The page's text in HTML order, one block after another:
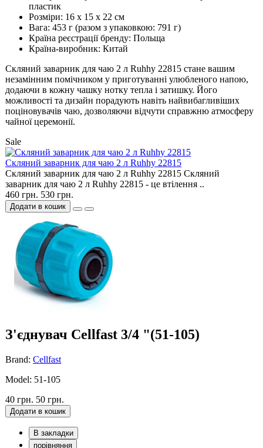
пластик
Розміри: 16 х 15 х 22 см
Вага: 453 г (разом з упаковкою: 791 г)
Країна реєстрації бренду: Польща
Країна-виробник: Китай
Скляний заварник для чаю 2 л Ruhhy 22815 стане вашим
незамінним помічником у приготуванні улюбленого напою,
додаючи в кожну чашку нотку тепла і затишку. Його
можливості та дизайн порадують навіть найвибагливіших
поціновувачів чаю, дозволяючи відчути справжню атмосферу
чайної церемонії.
Sale
Скляний заварник для чаю 2 л Ruhhy 22815
Скляний заварник для чаю 2 л Ruhhy 22815 Скляний
заварник для чаю 2 л Ruhhy 22815 - це втілення ..
460 грн. 530 грн.
Додати в кошик
З'єднувач Cellfast 3/4 "(51-105)
Brand: Cellfast
Model: 51-105
40 грн. 50 грн.
Додати в кошик
В закладки
порівняння